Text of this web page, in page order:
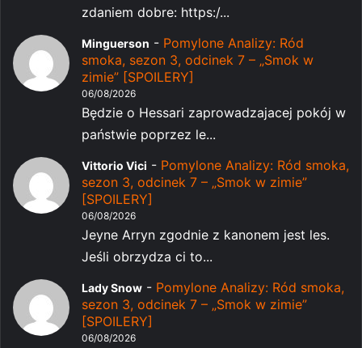
zdaniem dobre: https:/...
Minguerson - Pomylone Analizy: Ród
smoka, sezon 3, odcinek 7 – „Smok w
zimie” [SPOILERY]
06/08/2026
Będzie o Hessari zaprowadzajacej pokój w
państwie poprzez le...
Vittorio Vici - Pomylone Analizy: Ród smoka,
sezon 3, odcinek 7 – „Smok w zimie”
[SPOILERY]
06/08/2026
Jeyne Arryn zgodnie z kanonem jest les.
Jeśli obrzydza ci to...
Lady Snow - Pomylone Analizy: Ród smoka,
sezon 3, odcinek 7 – „Smok w zimie”
[SPOILERY]
06/08/2026